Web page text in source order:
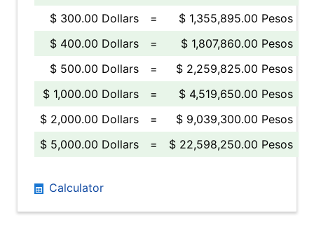
$ 300.00 Dollars
=
$ 1,355,895.00 Pesos
$ 400.00 Dollars
=
$ 1,807,860.00 Pesos
$ 500.00 Dollars
=
$ 2,259,825.00 Pesos
$ 1,000.00 Dollars
=
$ 4,519,650.00 Pesos
$ 2,000.00 Dollars
=
$ 9,039,300.00 Pesos
$ 5,000.00 Dollars
= $ 22,598,250.00 Pesos
Calculator